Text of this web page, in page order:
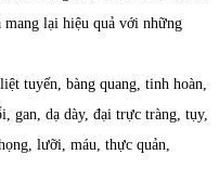
lại hiệu quả với những
tuyến, bàng quang, tinh hoàn,
gan, dạ dày, đại trực tràng, tụy,
lưỡi, máu, thực quản,